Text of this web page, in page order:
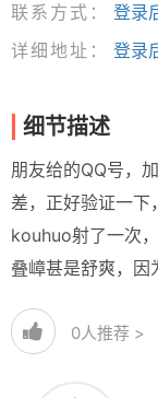
联系方式：
登录
详细地址：
登录
细节描述
朋友给的QQ号，
差，正好验证一下
kouhuo射了一次
叠嶂甚是舒爽，因
0人推荐 >